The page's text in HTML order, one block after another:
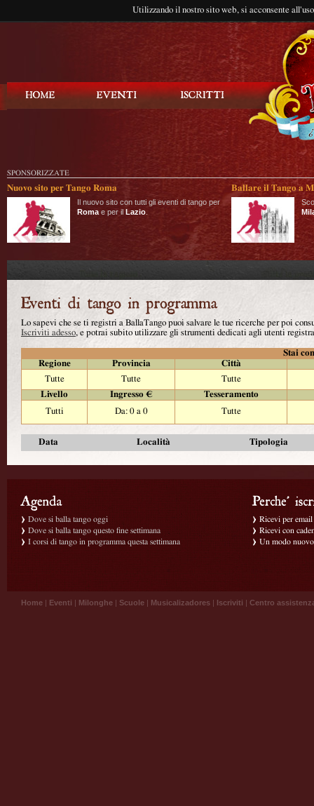
Utilizzando il nostro sito web, si acconsente
SPONSORIZZATE
Nuovo sito per Tango Roma
Il nuovo sito con tutti gli eventi di tango per
Roma e per il Lazio
Ballare il Tango a
Lo sapevi che se ti registri a BallaTango puoi salvare le tue ricerche per poi
Iscriviti adesso, e potrai subito utilizzare gli strumenti dedicati agli utenti
Stai
Regione
Provincia
Città
Tutte
Tutte
Tutte
Livello
Ingresso €
Tesseramento
Tutti
Da: 0 a 0 Tutte
Data Località Tipologia
Dove si balla tango oggi
Dove si balla tango questo fine settimana
I corsi di tango in programma questa settimana
Ricevi per
Ricevi con
Un modo
Home | Eventi | Milonghe | Scuole | Musicalizadores | Iscriviti | Centro